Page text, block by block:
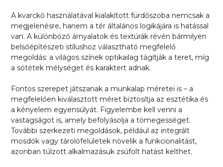
A kvarckő használatával kialakított fürdőszoba nemcsak a
megjelenésre, hanem a tér általános logikájára is hatással
van. A különböző árnyalatok és textúrák révén bármilyen
belsőépítészeti stílushoz választható megfelelő
megoldás: a világos színek optikailag tágítják a teret, míg
a sötétek mélységet és karaktert adnak.
Fontos szerepet játszanak a munkalap méretei is – a
megfelelően kiválasztott méret biztosítja az esztétika és
a kényelem egyensúlyát. Figyelembe kell venni a
vastagságot is, amely befolyásolja a tömegességet.
További szerkezeti megoldások, például az integrált
mosdók vagy tárolófelületek növelik a funkcionalitást,
azonban túlzott alkalmazásuk zsúfolt hatást kelthet.